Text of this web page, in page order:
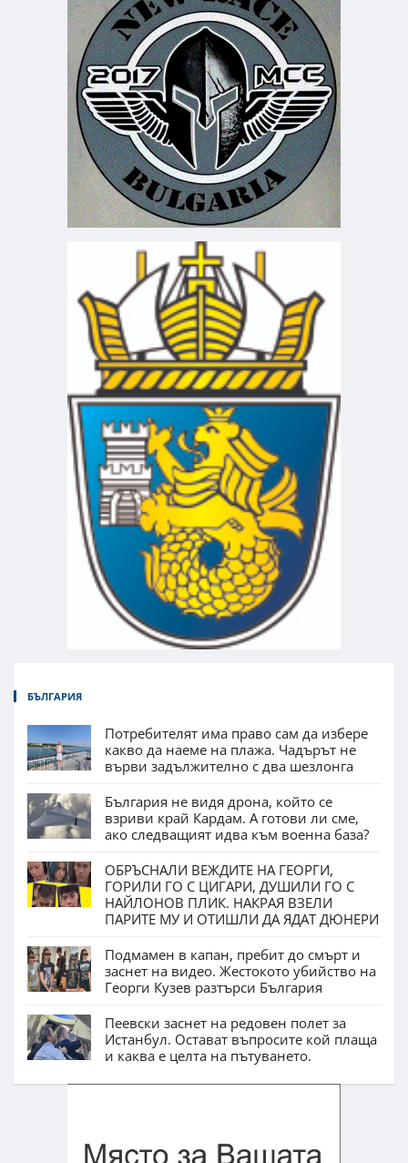
БЪЛГАРИЯ
Потребителят има право сам да избере
какво да наеме на плажа. Чадърът не
върви задължително с два шезлонга
България не видя дрона, който се
взриви край Кардам. А готови ли сме,
ако следващият идва към военна база?
ОБРЪСНАЛИ ВЕЖДИТЕ НА ГЕОРГИ,
ГОРИЛИ ГО С ЦИГАРИ, ДУШИЛИ ГО С
НАЙЛОНОВ ПЛИК. НАКРАЯ ВЗЕЛИ
ПАРИТЕ МУ И ОТИШЛИ ДА ЯДАТ ДЮНЕРИ
Подмамен в капан, пребит до смърт и
заснет на видео. Жестокото убийство на
Георги Кузев разтърси България
Пеевски заснет на редовен полет за
Истанбул. Остават въпросите кой плаща
и каква е целта на пътуването.